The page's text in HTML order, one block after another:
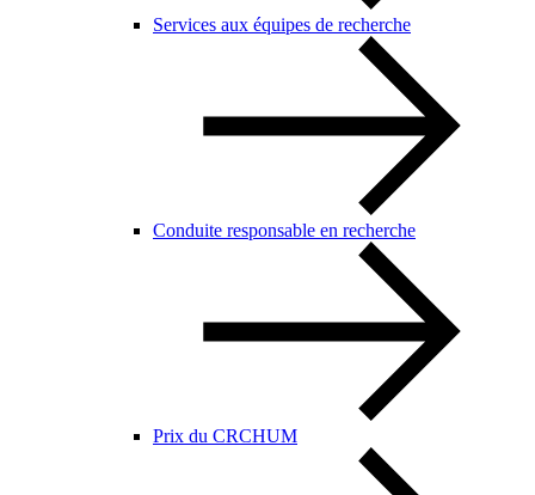
Services aux équipes de recherche
Conduite responsable en recherche
Prix du CRCHUM